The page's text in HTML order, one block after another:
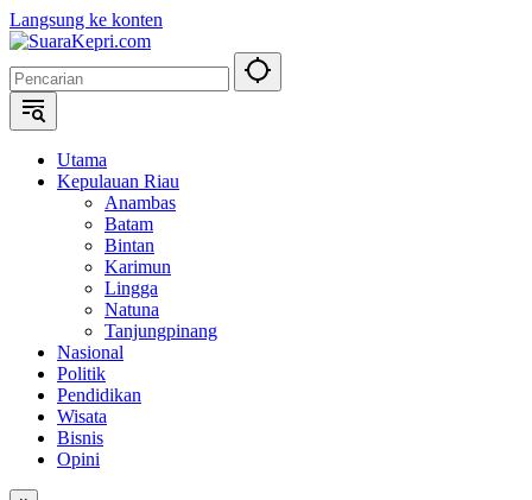
Langsung ke konten
Utama
Kepulauan Riau
Anambas
Batam
Bintan
Karimun
Lingga
Natuna
Tanjungpinang
Nasional
Politik
Pendidikan
Wisata
Bisnis
Opini